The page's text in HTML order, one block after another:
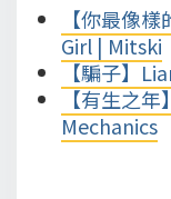
【你最像
Girl | Mitski
【騙子】
【有生之年
Mechanics